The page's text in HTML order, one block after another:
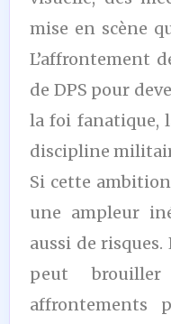
mise en scène
L’affrontement
de DPS pour
la foi fanatique,
discipline
Si cette
une ampleur
aussi de risques.
peut
affrontements